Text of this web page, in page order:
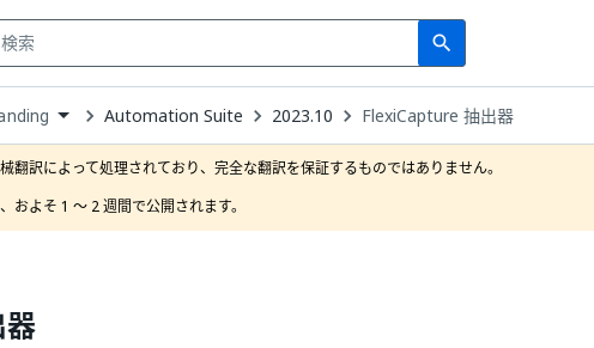
search
Search
Automation Suite 2023.10 FlexiCapture 抽出器
翻訳によって処理されており、完全な翻訳を保証するものではありません。
およそ 1 ～ 2 週間で公開されます。